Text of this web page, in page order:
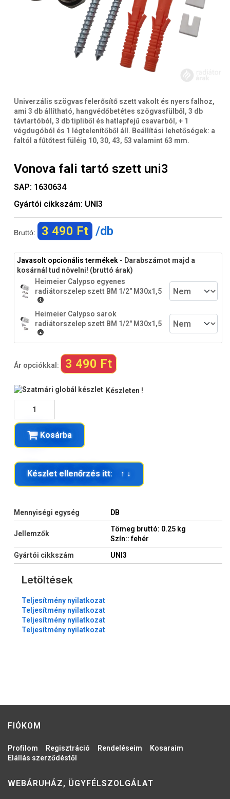
Univerzális szögvas felerősítő szett vakolt és nyers falhoz,
ami 3 db állítható, hangvédőbetétes szögvasfülből, 3 db
távtartóból, 3 db tipliből és hatlapfejű csavarból, + 1
végdugóból és 1 légtelenítőből áll. Beállítási lehetőségek: a
faltól a fűtőtest füléig 10, 30, 43, 53 valamint 63 mm.
Vonova fali tartó szett uni3
SAP: 1630634
Gyártói cikkszám: UNI3
Bruttó: 3 490 Ft /db
Javasolt opcionális termékek - Darabszámot majd a
kosárnál tud növelni! (bruttó árak)
Heimeier Calypso egyenes
radiátorszelep szett BM 1/2" M30x1,5
Heimeier Calypso sarok
radiátorszelep szett BM 1/2" M30x1,5
Ár opciókkal: 3 490 Ft
Készleten !
Kosárba
Készlet ellenőrzés itt: ↑ ↓
Mennyiségi egység DB
Jellemzők
Tömeg bruttó: 0.25 kg
Szín:: fehér
Gyártói cikkszám
UNI3
Letöltések
Teljesítmény nyilatkozat
Teljesítmény nyilatkozat
Teljesítmény nyilatkozat
Teljesítmény nyilatkozat
FIÓKOM
Profilom Regisztráció Rendeléseim
Kosaraim
Elállás szerződéstől
WEBÁRUHÁZ, ÜGYFÉLSZOLGÁLAT